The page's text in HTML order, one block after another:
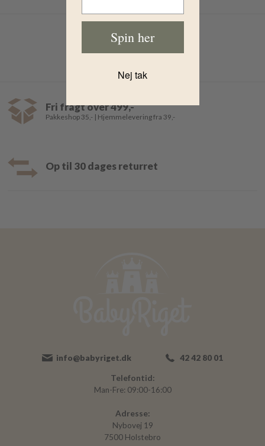
Fri fragt over 499,-
Pakkeshop 35,- | Hjemmelevering fra 39,-
Op til 30 dages returret
info@babyriget.dk 42 42 80 01
Telefontid:
Man-Fre: 09:00-16:00
Adresse:
Nybovej 19
7500 Holstebro
Spin her
Nej tak